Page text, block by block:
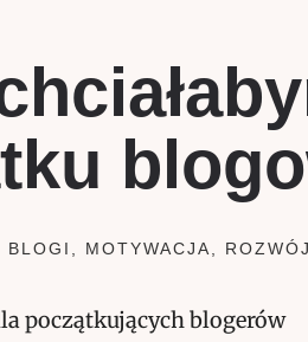
BLOGI MOTYWACJA ROZWÓJ